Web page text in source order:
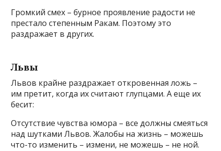
Громкий смех – бурное проявление радости не
престало степенным Ракам. Поэтому это
раздражает в других.
Львы
Львов крайне раздражает откровенная ложь –
им претит, когда их считают глупцами. А еще их
бесит:
Отсутствие чувства юмора – все должны смеяться
над шутками Львов. Жалобы на жизнь – можешь
что-то изменить – измени, не можешь – не ной.